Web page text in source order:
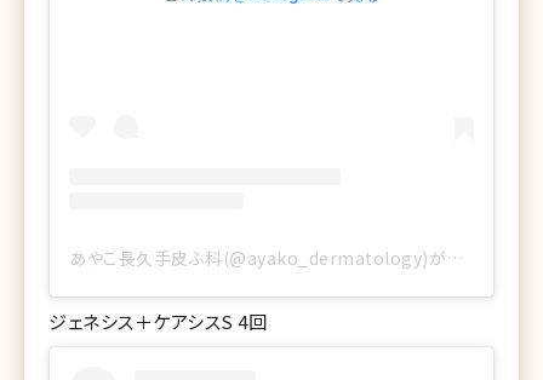
あやこ長久手皮ふ科(@ayako_dermatology)がシェアした投稿
ジェネシス＋ケアシスS 4回